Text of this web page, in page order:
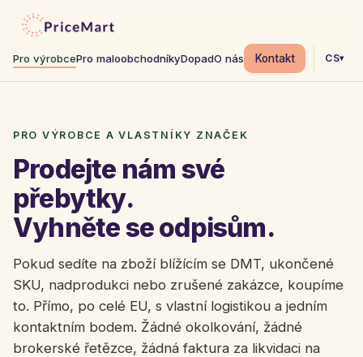
Pro výrobcePro maloobchodníkyDopadO nás Kontakt CS▾
PRO VÝROBCE A VLASTNÍKY ZNAČEK
Prodejte nám své
přebytky.
Vyhněte se odpisům.
Pokud sedíte na zboží blížícím se DMT, ukončené
SKU, nadprodukci nebo zrušené zakázce, koupíme
to. Přímo, po celé EU, s vlastní logistikou a jedním
kontaktním bodem. Žádné okolkování, žádné
brokerské řetězce, žádná faktura za likvidaci na